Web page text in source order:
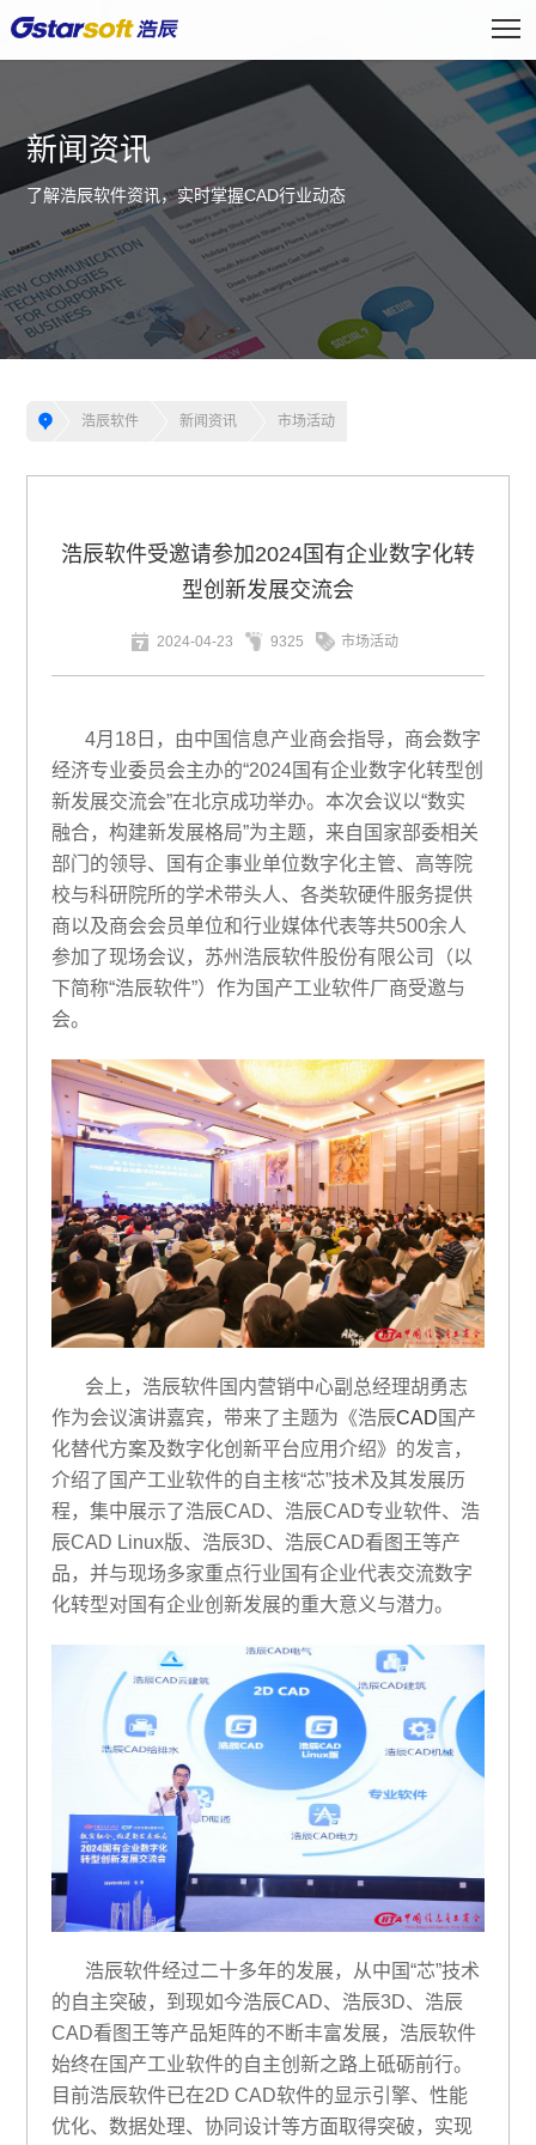
新闻资讯
了解浩辰软件资讯，实时掌握CAD行业动态
浩辰软件 新闻资讯 市场活动
浩辰软件受邀请参加2024国有企业数字化转
型创新发展交流会
2024-04-23 9325 市场活动
4月18日，由中国信息产业商会指导，商会数字
经济专业委员会主办的“2024国有企业数字化转型创
新发展交流会”在北京成功举办。本次会议以“数实
融合，构建新发展格局”为主题，来自国家部委相关
部门的领导、国有企事业单位数字化主管、高等院
校与科研院所的学术带头人、各类软硬件服务提供
商以及商会会员单位和行业媒体代表等共500余人
参加了现场会议，苏州浩辰软件股份有限公司（以
下简称“浩辰软件”）作为国产工业软件厂商受邀与
会。
会上，浩辰软件国内营销中心副总经理胡勇志
作为会议演讲嘉宾，带来了主题为《浩辰CAD 国产
化替代方案及数字化创新平台应用介绍》的发言，
介绍了国产工业软件的自主核“芯”技术及其发展历
程，集中展示了浩辰CAD、浩辰CAD专业软件、浩
辰CAD Linux版、浩辰3D、浩辰CAD看图王等产
品，并与现场多家重点行业国有企业代表交流数字
化转型对国有企业创新发展的重大意义与潜力。
浩辰软件经过二十多年的发展，从中国“芯”技术
的自主突破，到现如今浩辰CAD、浩辰3D、浩辰
CAD看图王等产品矩阵的不断丰富发展，浩辰软件
始终在国产工业软件的自主创新之路上砥砺前行。
目前浩辰软件已在2D CAD软件的显示引擎、性能
优化、数据处理、协同设计等方面取得突破，实现